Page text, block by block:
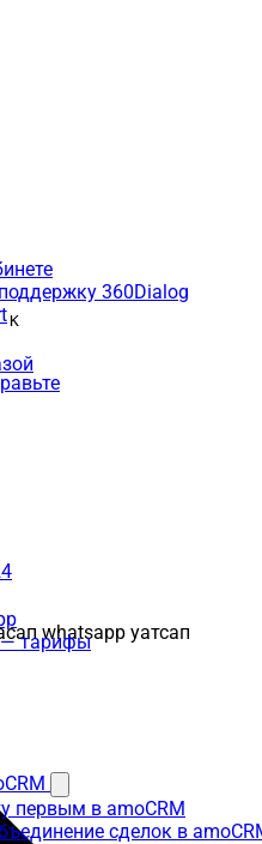
K
— тарифы
первым в amoCRM
сделок в
360Dialog
whatsapp уатсап